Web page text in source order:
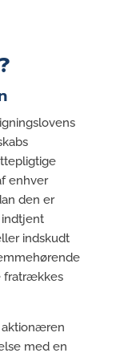
enhver
den er
indskudt
fratrækkes
aktionæren
med en